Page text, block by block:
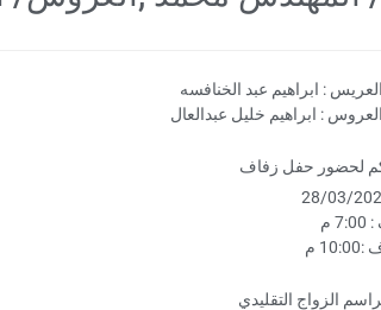
: ابراهيم عبد الخنافسه
: ابراهيم خليل عبدالعال
لحضور حفل زفاف
م
م
الزواج التقليدي